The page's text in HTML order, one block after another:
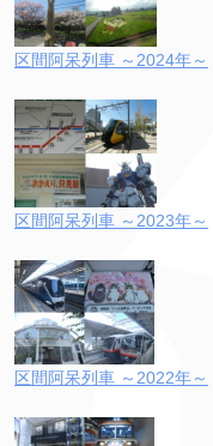
区間阿呆列車 ～2024年～
区間阿呆列車 ～2023年～
区間阿呆列車 ～2022年～